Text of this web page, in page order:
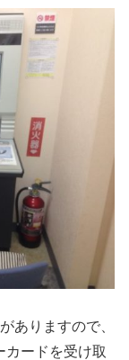
ありますので、
カードを受け取